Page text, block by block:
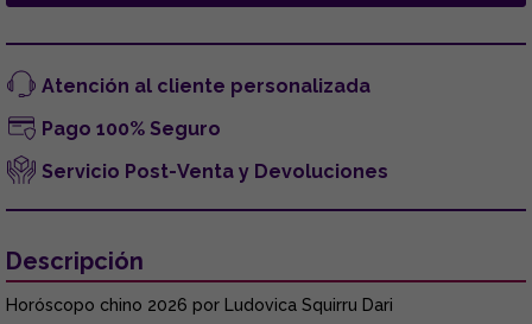
Atención al cliente personalizada
Pago 100% Seguro
Servicio Post-Venta y Devoluciones
Descripción
Horóscopo chino 2026 por Ludovica Squirru Dari